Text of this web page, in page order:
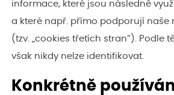
informace, které jsou následně
a které např. přímo podporují naše
(tzv. „cookies třetích stran“). Podle
však nikdy nelze identifikovat.
Konkrétně